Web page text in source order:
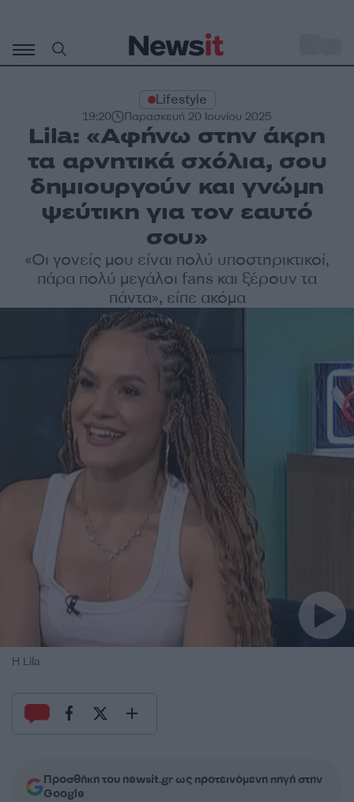
περιεχόμενο
Lifestyle
19:20 Παρασκευή 20 Ιουνίου 2025
Lila: «Αφήνω στην άκρη
τα αρνητικά σχόλια, σου
δημιουργούν και γνώμη
ψεύτικη για τον εαυτό
σου»
«Οι γονείς μου είναι πολύ υποστηρικτικοί,
πάρα πολύ μεγάλοι fans και ξέρουν τα
πάντα», είπε ακόμα
H Lila
Προσθήκη του newsit.gr ως προτεινόμενη πηγή στην
Google